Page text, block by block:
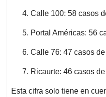
Calle 100: 58 casos
Portal Américas: 56
Calle 76: 47 casos de
Ricaurte: 46 casos
Esta cifra solo tiene en